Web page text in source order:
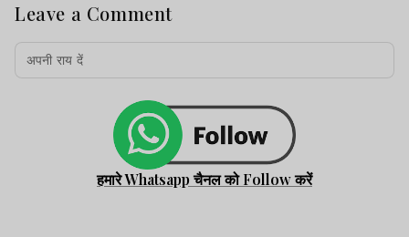
Leave a Comment
हमारे Whatsapp चैनल को Follow करें